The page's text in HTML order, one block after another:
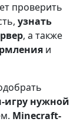
проверить
узнать
, а также
и
нужной
Minecraft-